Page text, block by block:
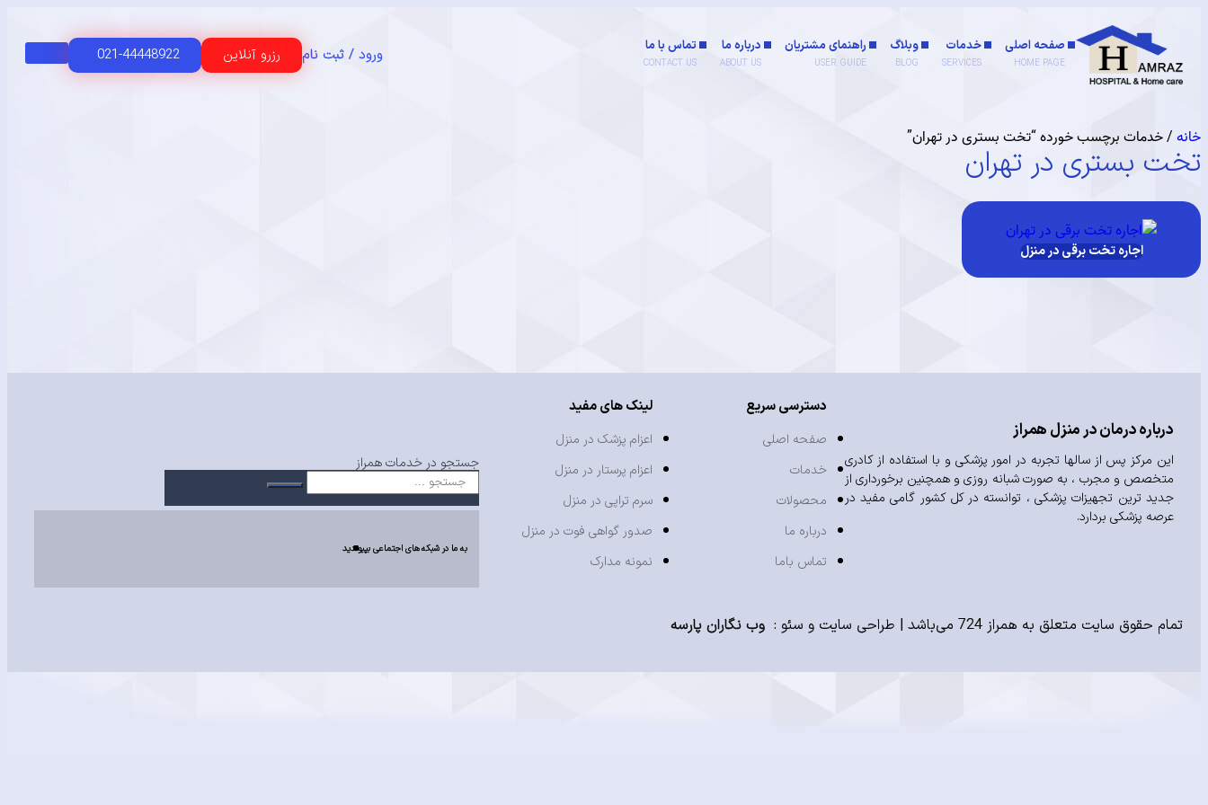
صفحه اصلی
HOME PAGE
خدمات
SERVICES
وبلاگ
BLOG
راهنمای مشتریان
USER GUIDE
درباره ما
ABOUT US
تماس با ما
CONTACT US ورود / ثبت نام رزرو آنلاین 021-44448922
خانه/ خدمات برچسب خورده “تخت بستری در تهران”
تخت بستری در تهران
اجاره تخت برقی در منزل
درباره درمان در منزل همراز
این مرکز پس از سالها تجربه در امور پزشکی و با استفاده از کادری
متخصص و مجرب ، به صورت شبانه روزی و همچنین برخورداری از
جدید ترین تجهیزات پزشکی ، توانسته در کل کشور گامی مفید در
عرصه پزشکی بردارد.
دسترسی سریع
صفحه اصلی
خدمات
محصولات
درباره ما
تماس باما
لینک های مفید
اعزام پزشک در منزل
اعزام پرستار در منزل
سرم تراپی در منزل
صدور گواهی فوت در منزل
نمونه مدارک
جستجو در خدمات همراز
به ما در شبکه های اجتماعی بپیوندید
تمام حقوق سایت متعلق به همراز 724 می‌باشد | طراحی سایت و سئو : وب نگاران پارسه